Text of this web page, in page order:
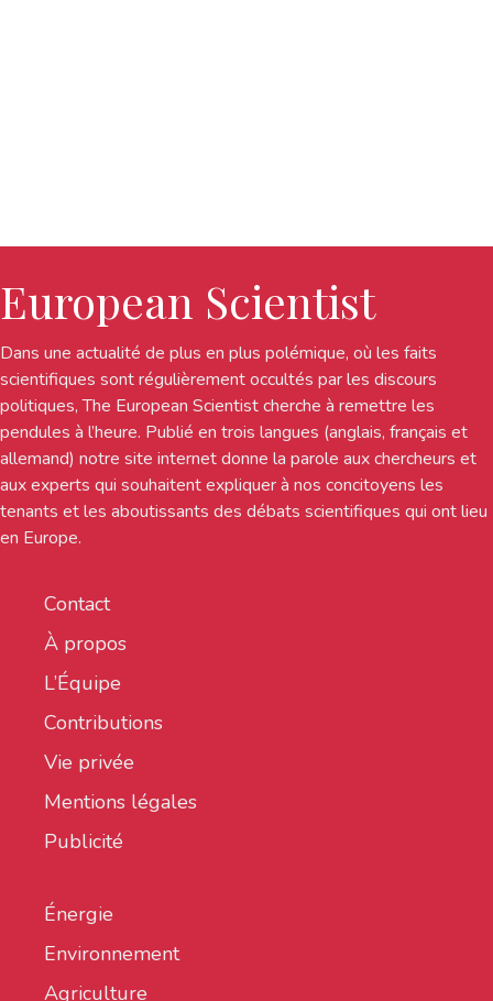
European Scientist
Dans une actualité de plus en plus polémique, où les faits
scientifiques sont régulièrement occultés par les discours
politiques, The European Scientist cherche à remettre les
pendules à l’heure. Publié en trois langues (anglais, français et
allemand) notre site internet donne la parole aux chercheurs et
aux experts qui souhaitent expliquer à nos concitoyens les
tenants et les aboutissants des débats scientifiques qui ont lieu
en Europe.
Contact
À propos
L’Équipe
Contributions
Vie privée
Mentions légales
Publicité
Énergie
Environnement
Agriculture